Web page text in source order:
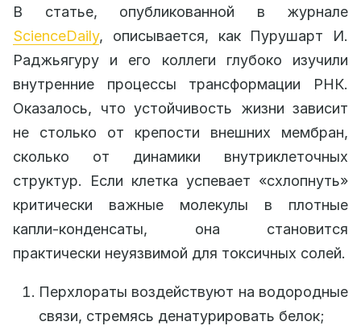
В статье, опубликованной в журнале
ScienceDaily, описывается, как Пурушарт И.
Раджьягуру и его коллеги глубоко изучили
внутренние процессы трансформации РНК.
Оказалось, что устойчивость жизни зависит
не столько от крепости внешних мембран,
сколько от динамики внутриклеточных
структур. Если клетка успевает «схлопнуть»
критически важные молекулы в плотные
капли-конденсаты, она становится
практически неуязвимой для токсичных солей.
Перхлораты воздействуют на водородные
связи, стремясь денатурировать белок;